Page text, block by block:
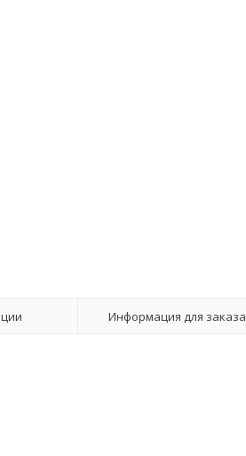
Информация для заказа